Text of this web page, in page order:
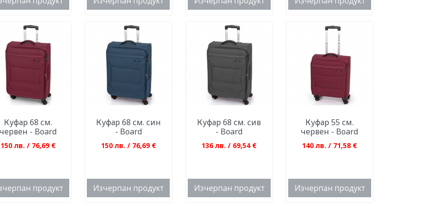
Куфар 68 см.
- Board
150 лв. / 76,69 €
продукт
Куфар 68 см. син
- Board
150 лв. / 76,69 €
Изчерпан продукт
Куфар 68 см. сив
- Board
136 лв. / 69,54 €
Изчерпан продукт
Куфар 55 см.
червен - Board
140 лв. / 71,58 €
Изчерпан продукт